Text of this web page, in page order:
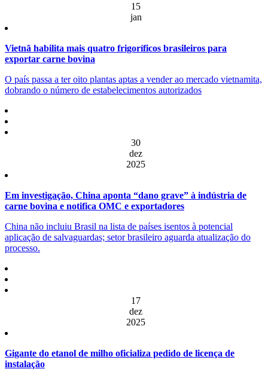
15
jan
Vietnã habilita mais quatro frigoríficos brasileiros para
exportar carne bovina
O país passa a ter oito plantas aptas a vender ao mercado vietnamita,
dobrando o número de estabelecimentos autorizados
30
dez
2025
Em investigação, China aponta “dano grave” à indústria de
carne bovina e notifica OMC e exportadores
China não incluiu Brasil na lista de países isentos à potencial
aplicação de salvaguardas; setor brasileiro aguarda atualização do
processo.
17
dez
2025
Gigante do etanol de milho oficializa pedido de licença de
instalação